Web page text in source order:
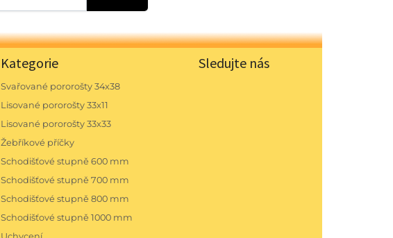
Kategorie
Svařované pororošty 34x38
Lisované pororošty 33x11
Lisované pororošty 33x33
Žebříkové příčky
Schodišťové stupně 600 mm
Schodišťové stupně 700 mm
Schodišťové stupně 800 mm
Schodišťové stupně 1000 mm
Sledujte nás